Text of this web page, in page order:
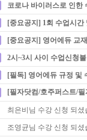
코로나 바이러스로 인한
[중요공지] 1회 수업시
[중요공지] 영어에듀 교
2시~3시 사이 수업신청
[필독] 영어에듀 규정 및
[필자닷컴/호주퍼스트/
최은비님 수강 신청 되셨
조영균님 수강 신청 되셨